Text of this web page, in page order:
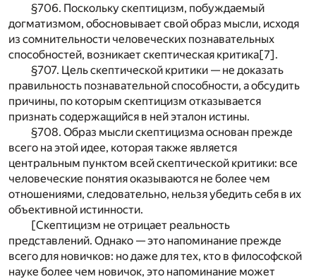
§706. Поскольку скептицизм, побуждаемый
догматизмом, обосновывает свой образ мысли, исходя
из сомнительности человеческих познавательных
способностей, возникает скептическая критика[7].
§707. Цель скептической критики — не доказать
правильность познавательной способности, а обсудить
причины, по которым скептицизм отказывается
признать содержащийся в ней эталон истины.
§708. Образ мысли скептицизма основан прежде
всего на этой идее, которая также является
центральным пунктом всей скептической критики: все
человеческие понятия оказываются не более чем
отношениями, следовательно, нельзя убедить себя в их
объективной истинности.
[Скептицизм не отрицает реальность
представлений. Однако — это напоминание прежде
всего для новичков: но даже для тех, кто в философской
науке более чем новичок, это напоминание может